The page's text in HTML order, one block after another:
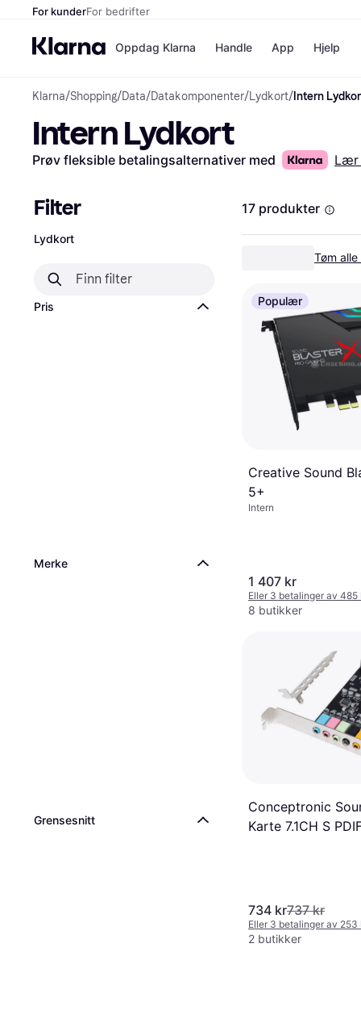
For kunderFor bedrifter
Oppdag Klarna
Betal i 3
Betal innen
Vipps
Handle
Butikker
App Hjelp
Klarna/Shopping/Data/Datakomponenter/Lydkort/ Intern
Intern Lydkort
Prøv fleksible betalingsalternativer med Lær
Filter
Lydkort
Pris
Merke
Grensesnitt
17 produkter
Tøm
Populær
Creative Sound
5+
Intern
1 407 kr
Eller 3 betalinger av 485
8 butikker
Conceptronic
Karte 7.1CH S
734 kr737 kr
Eller 3 betalinger av 253
2 butikker